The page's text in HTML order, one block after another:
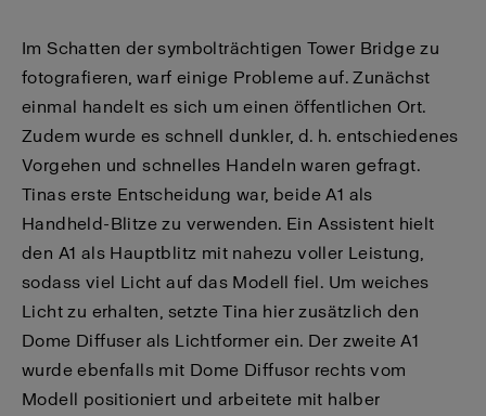
Im Schatten der symbolträchtigen Tower Bridge zu
fotografieren, warf einige Probleme auf. Zunächst
einmal handelt es sich um einen öffentlichen Ort.
Zudem wurde es schnell dunkler, d. h. entschiedenes
Vorgehen und schnelles Handeln waren gefragt.
Tinas erste Entscheidung war, beide A1 als
Handheld-Blitze zu verwenden. Ein Assistent hielt
den A1 als Hauptblitz mit nahezu voller Leistung,
sodass viel Licht auf das Modell fiel. Um weiches
Licht zu erhalten, setzte Tina hier zusätzlich den
Dome Diffuser als Lichtformer ein. Der zweite A1
wurde ebenfalls mit Dome Diffusor rechts vom
Modell positioniert und arbeitete mit halber